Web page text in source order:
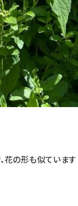
花の形も似ています